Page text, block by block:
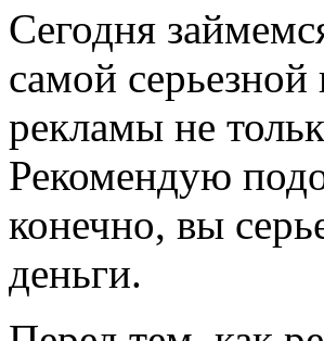
Сегодня
самой
рекламы не
Рекомендую
конечно, вы
деньги.